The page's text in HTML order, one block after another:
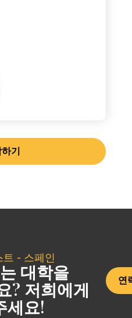
기
트 - 스페인
대학을
? 저희에게
세요!
연